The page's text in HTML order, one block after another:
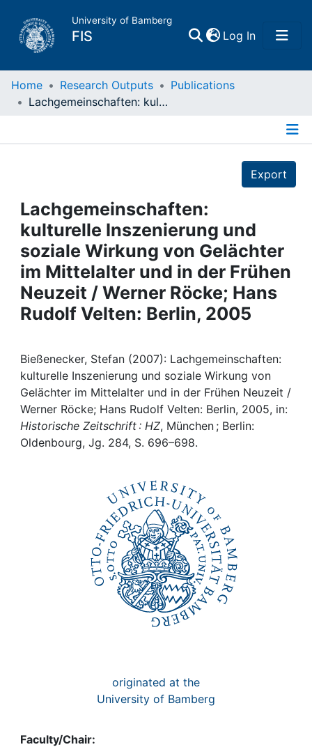
University of Bamberg
FIS Log In(current)
Home
Projects
People
Institutions
Awards
Help
Home Research Outputs
Publications
Lachgemeinschaften: kulturelle Inszenierung und soziale Wirkung von Gelächter im Mittelalter und in der Frühen Neuzeit / Werner Röcke; Hans Rudolf Velten: Berlin, 2005
Export
Lachgemeinschaften:
kulturelle Inszenierung und
soziale Wirkung von Gelächter
im Mittelalter und in der Frühen
Neuzeit / Werner Röcke; Hans
Rudolf Velten: Berlin, 2005
Bießenecker, Stefan (2007): Lachgemeinschaften:
kulturelle Inszenierung und soziale Wirkung von
Gelächter im Mittelalter und in der Frühen Neuzeit /
Werner Röcke; Hans Rudolf Velten: Berlin, 2005, in:
Historische Zeitschrift : HZ, München ; Berlin:
Oldenbourg, Jg. 284, S. 696–698.
originated at the
University of Bamberg
Faculty/Chair: